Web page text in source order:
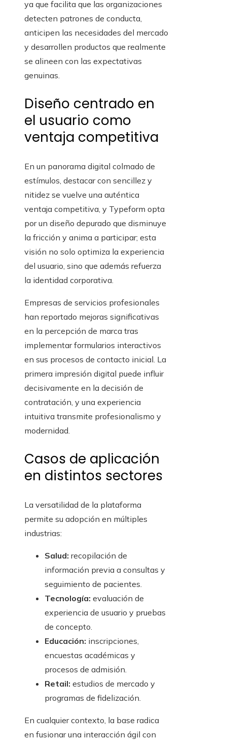
ya que facilita que las organizaciones
detecten patrones de conducta,
anticipen las necesidades del mercado
y desarrollen productos que realmente
se alineen con las expectativas
genuinas.
Diseño centrado en
el usuario como
ventaja competitiva
En un panorama digital colmado de
estímulos, destacar con sencillez y
nitidez se vuelve una auténtica
ventaja competitiva, y Typeform opta
por un diseño depurado que disminuye
la fricción y anima a participar; esta
visión no solo optimiza la experiencia
del usuario, sino que además refuerza
la identidad corporativa.
Empresas de servicios profesionales
han reportado mejoras significativas
en la percepción de marca tras
implementar formularios interactivos
en sus procesos de contacto inicial. La
primera impresión digital puede influir
decisivamente en la decisión de
contratación, y una experiencia
intuitiva transmite profesionalismo y
modernidad.
Casos de aplicación
en distintos sectores
La versatilidad de la plataforma
permite su adopción en múltiples
industrias:
Salud: recopilación de
información previa a consultas y
seguimiento de pacientes.
Tecnología: evaluación de
experiencia de usuario y pruebas
de concepto.
Educación: inscripciones,
encuestas académicas y
procesos de admisión.
Retail: estudios de mercado y
programas de fidelización.
En cualquier contexto, la base radica
en fusionar una interacción ágil con